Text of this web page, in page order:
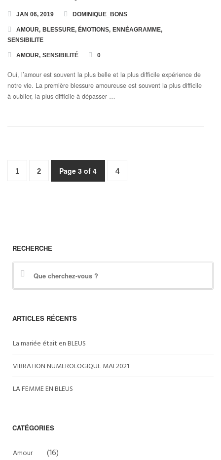
JAN 06, 2019 DOMINIQUE_BONS
AMOUR, BLESSURE, ÉMOTIONS, ENNÉAGRAMME,
SENSIBILITE
AMOUR, SENSIBILITÉ 0
Oui, l’amour est souvent la plus belle et la plus difficile expérience de
notre vie. La première blessure amoureuse est souvent la plus difficile
à oublier, la plus difficile à dépasser …
1 2 Page 3 of 4 4
RECHERCHE
ARTICLES RÉCENTS
La mariée était en BLEUS
VIBRATION NUMEROLOGIQUE MAI 2021
LA FEMME EN BLEUS
CATÉGORIES
Amour (16)